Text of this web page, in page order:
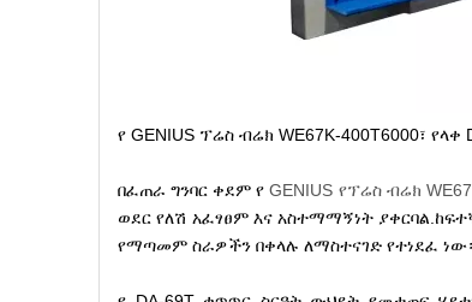
የ GENIUS ፕሬስ ብሬክ WE67K-400T6000፣
በፈጠራ ግንባር ቀደም የGENIUS የፕሬስ ብሬክ
ወደር የለሽ አፈፃፀም እና አስተማማኝነት
የማጣመም ስራዎችን በቀላሉ ለማስተናገድ የተነደፈ